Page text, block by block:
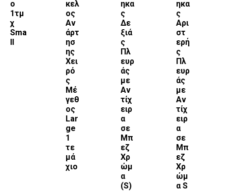
ο
1τμ
χ
Sma
ll
κελ
ος
Αν
άρτ
ησ
ης
Χει
ρό
ς
Μέ
γεθ
ος
Lar
ge
1
τε
μά
χιο
ηκα
ς
Δε
ξιά
ς
Πλ
ευρ
άς
με
Αν
τίχ
ειρ
α
σε
Μπ
εζ
Χρ
ώμ
α
(S)
ηκα
ς
Αρι
στ
ερή
ς
Πλ
ευρ
άς
με
Αν
τίχ
ειρ
α
σε
Μπ
εζ
Χρ
ώμ
α S